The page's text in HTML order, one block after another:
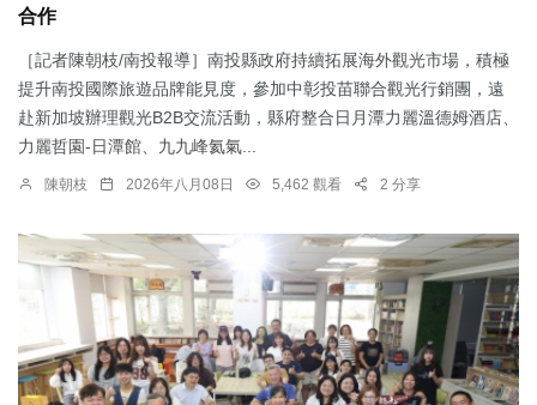
合作
［記者陳朝枝/南投報導］南投縣政府持續拓展海外觀光市場，積極
提升南投國際旅遊品牌能見度，參加中彰投苗聯合觀光行銷團，遠
赴新加坡辦理觀光B2B交流活動，縣府整合日月潭力麗溫德姆酒店、
力麗哲園-日潭館、九九峰氦氣...
陳朝枝 2026年八月08日 5,462 觀看 2 分享